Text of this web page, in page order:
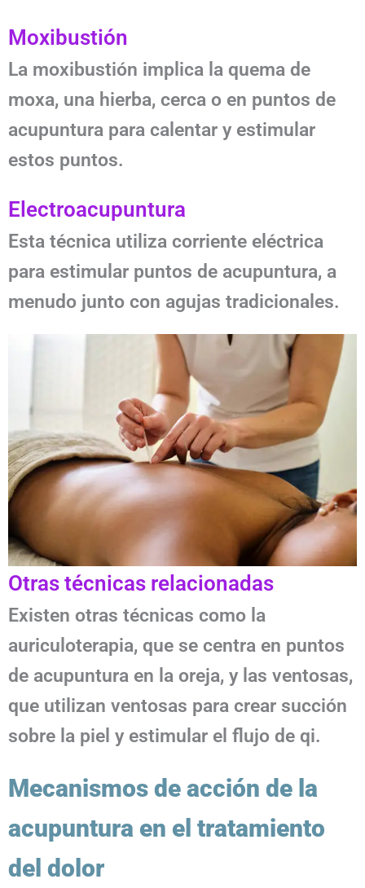
Moxibustión
La moxibustión implica la quema de
moxa, una hierba, cerca o en puntos de
acupuntura para calentar y estimular
estos puntos.
Electroacupuntura
Esta técnica utiliza corriente eléctrica
para estimular puntos de acupuntura, a
menudo junto con agujas tradicionales.
Otras técnicas relacionadas
Existen otras técnicas como la
auriculoterapia, que se centra en puntos
de acupuntura en la oreja, y las ventosas,
que utilizan ventosas para crear succión
sobre la piel y estimular el flujo de qi.
Mecanismos de acción de la
acupuntura en el tratamiento
del dolor